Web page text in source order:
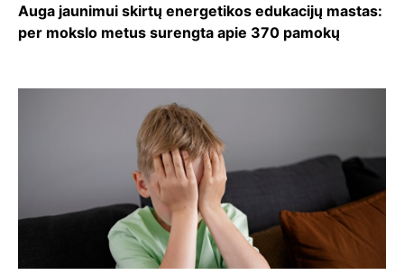
Auga jaunimui skirtų energetikos edukacijų mastas:
per mokslo metus surengta apie 370 pamokų